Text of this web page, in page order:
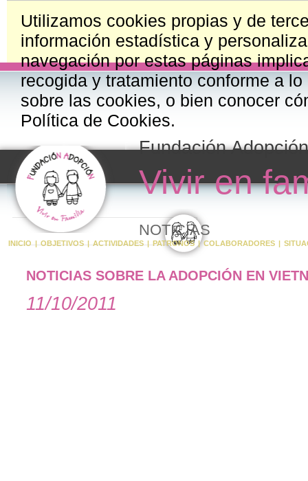
Utilizamos cookies propias y de
información estadística y
navegación por estas páginas
recogida y tratamiento conforme a
sobre las cookies, o bien conocer
Política de Cookies.
Fundación Adopción
Vivir en
INICIO| OBJETIVOS| ACTIVIDADES | PATRONOS | COLABORADORES |
NOTICIAS
NOTICIAS SOBRE LA ADOPCIÓN EN
11/10/2011